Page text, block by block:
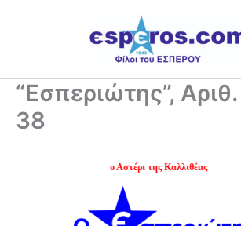
“Εσπεριώτης”,
38
Ψηλά το Αστέρι της Καλλιθέας